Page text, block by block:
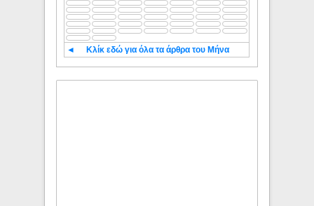
◄ Κλίκ εδώ για όλα τα άρθρα του Μήνα